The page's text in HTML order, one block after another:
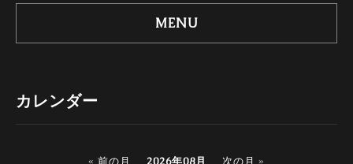
MENU
カレンダー
« 前の月 2026年08月 次の月 »